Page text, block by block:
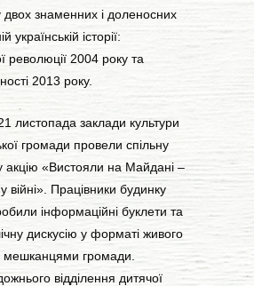
двох знаменних і доленосних
українській історії:
революції 2004 року та
2013 року.
листопада заклади культури
громади провели спільну
акцію «Вистояли на Майдані –
Працівники будинку
інформаційні буклети та
дискусію у форматі живого
мешканцями громади.
відділення дитячої